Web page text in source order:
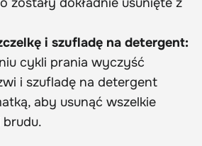
i szufladę na detergent:
cykli prania wyczyść
i szufladę na detergent
aby usunąć wszelkie
brudu.